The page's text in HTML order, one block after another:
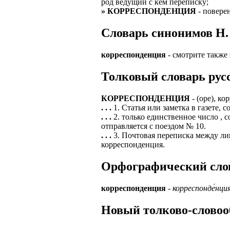
ПРОЦЕСС
работодателем
Лицензия по
А также
упаковщик,
# работа за
#
#
ЗАДАЧИ
Доставлять
картами банка.
В ходе
установке
Пожалуйста,
Опыт не нужен,
региональный
курьер
Открытие,
А также в
род ведущий с кем переписку;
» КОРРЕСПОНДЕНЦИЯ -
Cловарь синонимов
корреспонденция - смотрите также
Толковый словарь
КОРРЕСПОНДЕНЦИЯ - (оре),
. . . 1. Статья или заметка в
. . . 2. только единственное число ,
отправляется с поездом № 10.
. . . 3. Почтовая переписка между
корреспонденция.
Орфографический
корреспонденция -
Новый толково-